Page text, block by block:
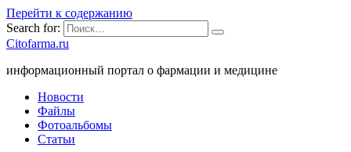
Перейти к содержанию
Search for:
Citofarma.ru
информационный портал о фармации и медицине
Новости
Файлы
Фотоальбомы
Статьи